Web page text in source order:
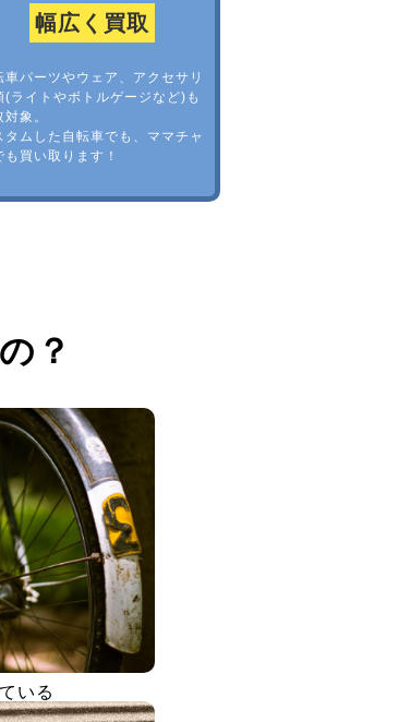
幅広く買取
車パーツやウェア、アクセサリ
(ライトやボトルゲージなど)も
対象。
タムした自転車でも、ママチャ
も買い取ります！
？
いる